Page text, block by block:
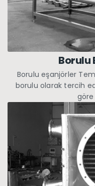
Borulu
Borulu eşanjörler
borulu olarak tercih